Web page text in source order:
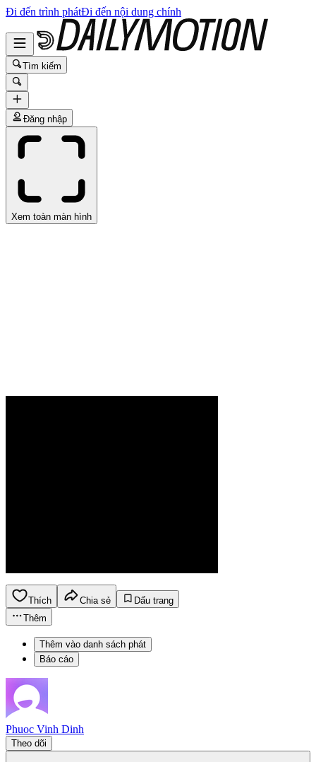
Đi đến trình phátĐi đến nội dung chính
Tìm kiếm
Đăng nhập
Xem toàn màn hình
Thích Chia sẻ
Dấu trang
Thêm
Thêm vào danh sách phát
Báo cáo
Phuoc Vinh Dinh
Theo dõi